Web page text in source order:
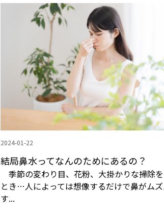
2024-01-22
結局鼻水ってなんのためにあるの？
季節の変わり目、花粉、大掛かりな掃除
とき…人によっては想像するだけで鼻がム
す...